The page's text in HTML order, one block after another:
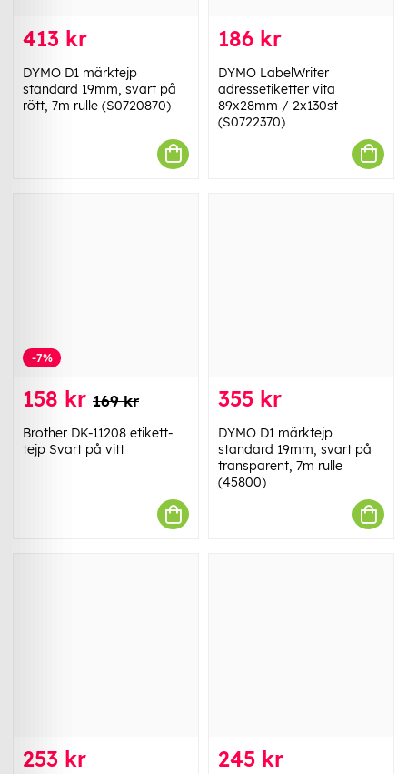
413 kr
DYMO D1 märktejp
standard 19mm, svart på
rött, 7m rulle (S0720870)
186 kr
DYMO LabelWriter
adressetiketter vita
89x28mm / 2x130st
(S0722370)
-7%
158 kr 169 kr
Brother DK-11208 etikett-
tejp Svart på vitt
355 kr
DYMO D1 märktejp
standard 19mm, svart på
transparent, 7m rulle
(45800)
253 kr 245 kr